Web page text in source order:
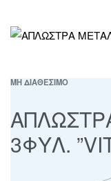
ΜΗ ΔΙΑΘΕΣΙΜΟ
3ΦΥΛ.